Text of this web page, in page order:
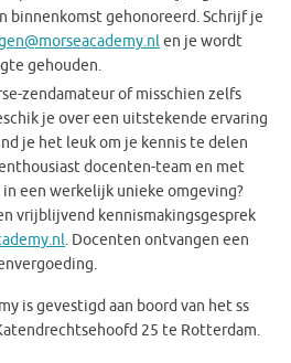
binnenkomst gehonoreerd. Schrijf je
en je wordt
gehouden.
zendamateur of misschien zelfs
je over een uitstekende ervaring
je het leuk om je kennis te delen
docenten-team en met
een werkelijk unieke omgeving?
vrijblijvend kennismakingsgesprek
. Docenten ontvangen een
is gevestigd aan boord van het ss
25 te Rotterdam.